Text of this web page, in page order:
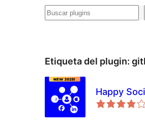
Buscar
Etiqueta del plugin:
Happy